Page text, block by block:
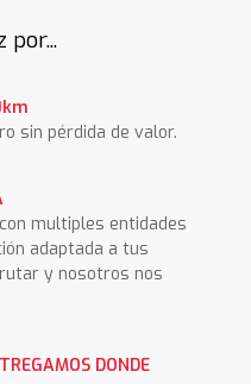
por...
sin pérdida de valor.
multiples entidades
adaptada a tus
y nosotros nos
DONDE